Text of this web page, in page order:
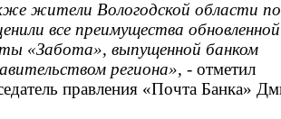
жители Вологодской области по
все преимущества обновленной
«Забота», выпущенной банком
региона», - отметил
правления «Почта Банка»